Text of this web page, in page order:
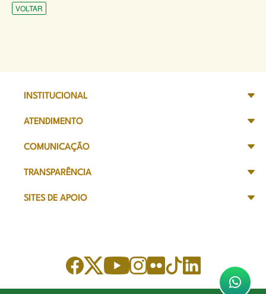
VOLTAR
INSTITUCIONAL
ATENDIMENTO
COMUNICAÇÃO
TRANSPARÊNCIA
SITES DE APOIO